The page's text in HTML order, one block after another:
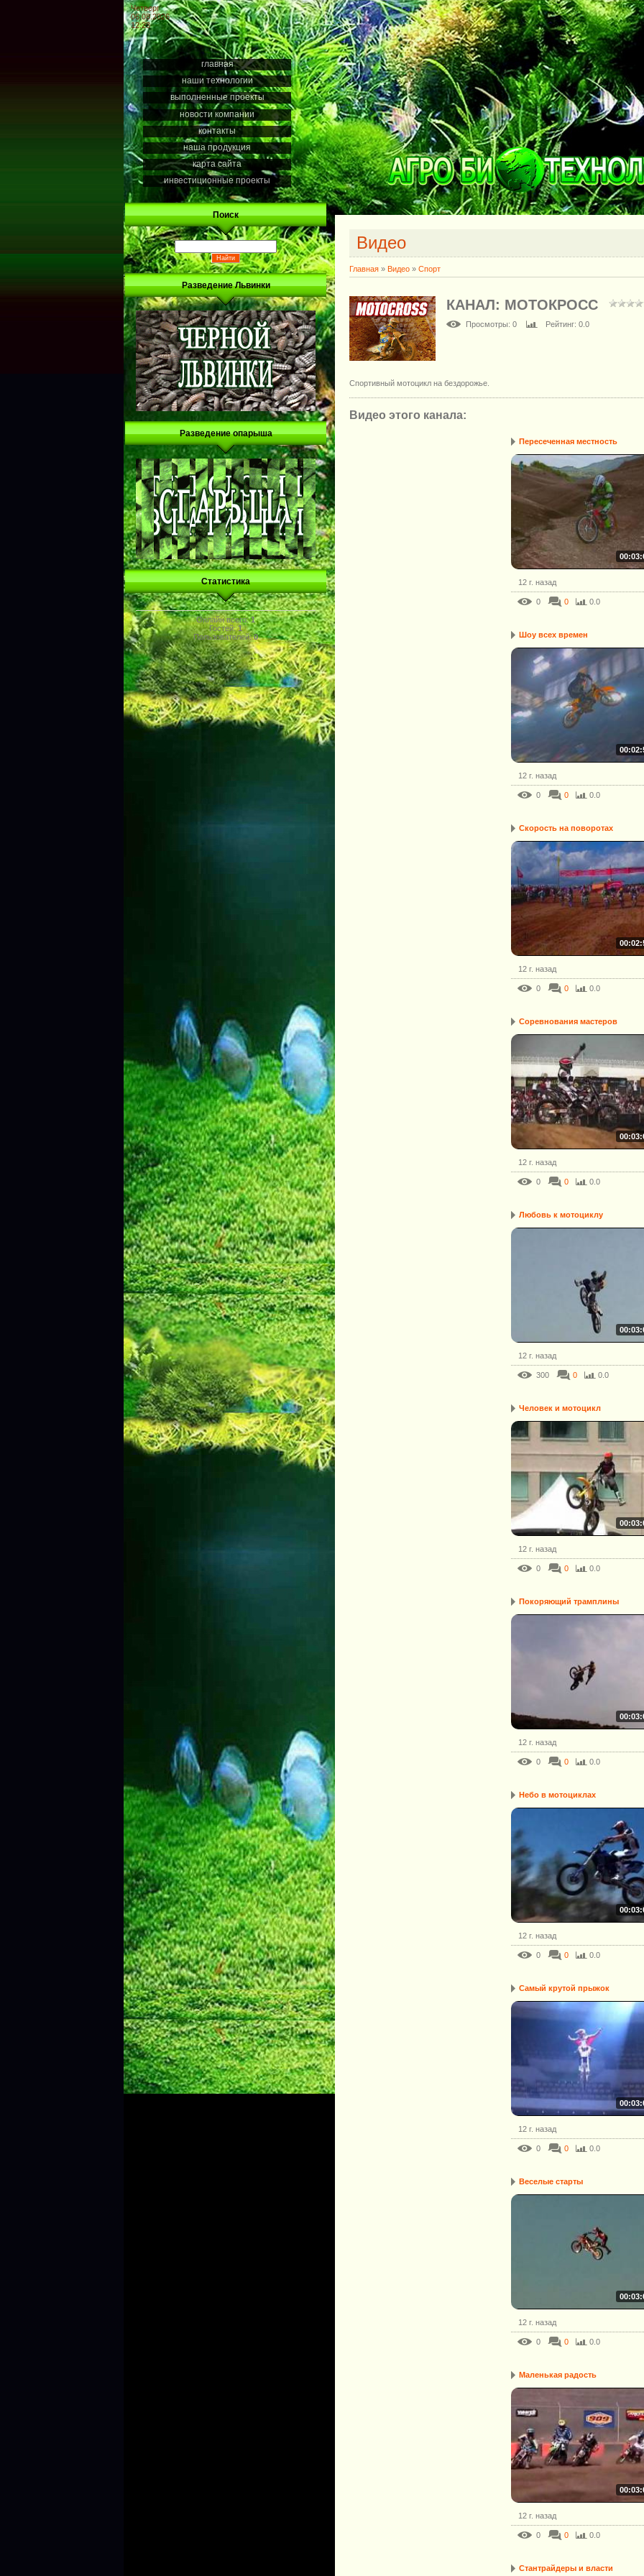
Четверг
06.08.2026
12:23
главная
наши технологии
выполненные проекты
новости компании
контакты
наша продукция
карта сайта
инвестиционные проекты
Поиск
Разведение Львинки
Разведение опарыша
Статистика
Онлайн всего:1
Гостей:1
Пользователей:0
Видео
Главная » Видео » Спорт
КАНАЛ: МОТОКРОСС
Просмотры: 0 Рейтинг: 0.0
Спортивный мотоцикл на бездорожье.
Видео этого канала:
Пересеченная местность
12 г. назад
0 0 0.0
Шоу всех времен
12 г. назад
0 0 0.0
Скорость на поворотах
12 г. назад
0 0 0.0
Соревнования мастеров
12 г. назад
0 0 0.0
Любовь к мотоциклу
12 г. назад
300 0 0.0
Человек и мотоцикл
12 г. назад
0 0 0.0
Покоряющий трамплины
12 г. назад
0 0 0.0
Небо в мотоциклах
12 г. назад
0 0 0.0
Самый крутой прыжок
12 г. назад
0 0 0.0
Веселые старты
12 г. назад
0 0 0.0
Маленькая радость
12 г. назад
0 0 0.0
Стантрайдеры и власти